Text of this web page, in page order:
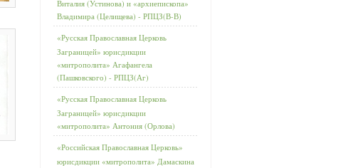
Виталия (Устинова) и «архиепископа»
Владимира (Целищева) - РПЦЗ(В-В)
«Русская Православная Церковь
Заграницей» юрисдикции
«митрополита» Агафангела
(Пашковского) - РПЦЗ(Аг)
«Русская Православная Церковь
Заграницей» юрисдикции
«митрополита» Антония (Орлова)
«Российская Православная Церковь»
юрисдикции «митрополита» Дамаскина